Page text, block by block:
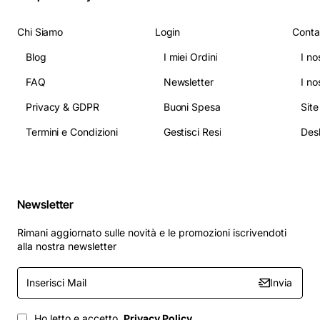
Chi Siamo
Blog
FAQ
Privacy & GDPR
Termini e Condizioni
Login
I miei Ordini
Newsletter
Buoni Spesa
Gestisci Resi
I
I
Newsletter
Rimani aggiornato sulle novità e le promozioni iscrivendoti
alla nostra newsletter
Inserisci
Mail
Invia